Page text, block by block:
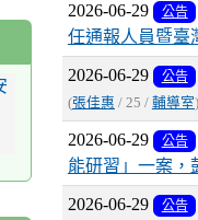
2026-06-29 公告
任通報人員暨臺
2026-06-29 公告
(張佳惠 / 25 / 輔導室)
2026-06-29 公告
能研習」一案，
2026-06-29 公告